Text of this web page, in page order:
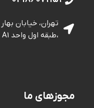
،طبقه اول واحد A1
مجوزهای ما